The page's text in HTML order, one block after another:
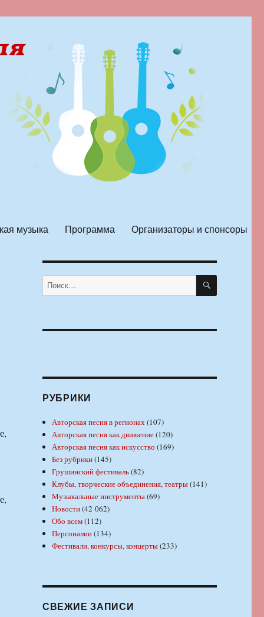
музыка Программа Организаторы и спонсоры
Искать: ПОИСК
РУБРИКИ
Авторская песня в регионах(107)
Авторская песня как движение(120)
Авторская песня как искусство (169)
Без рубрики(145)
Грушинский фестиваль(82)
Клубы, творческие объединения, театры(141)
Музыкальные инструменты(69)
Новости(42 062)
Обо всем(112)
Персоналии(134)
Фестивали, конкурсы, концерты(233)
СВЕЖИЕ ЗАПИСИ